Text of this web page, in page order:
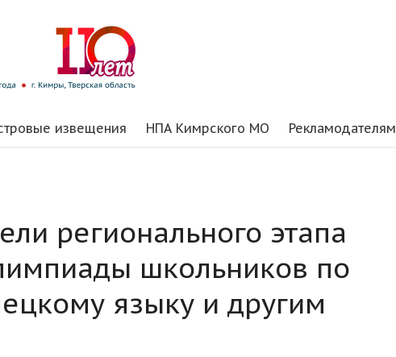
извещения НПА Кимрского МО Рекламодателям
регионального этапа
школьников по
языку и другим